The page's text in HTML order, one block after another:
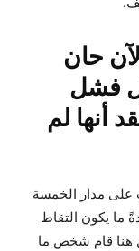
حان
فشل
أنها لم
على مدار الخمسة
ما يكون التقاط
هنا قام شخص ما